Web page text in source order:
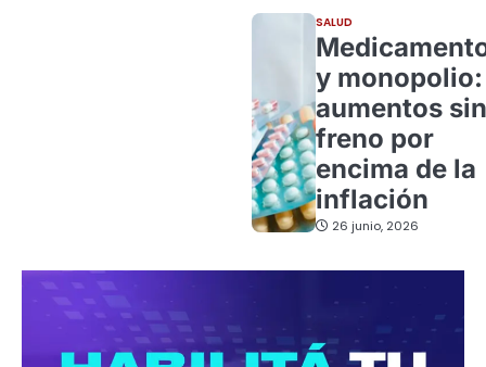
SALUD
y monopolio:
aumentos sin
freno por
encima de la
inflación
26 junio, 2026